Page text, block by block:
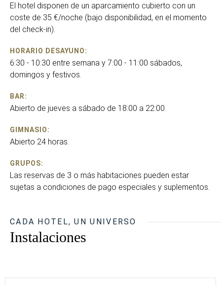
El hotel disponen de un aparcamiento cubierto con un
coste de 35 €/noche (bajo disponibilidad, en el momento
del check-in).
HORARIO DESAYUNO:
6:30 - 10:30 entre semana y 7:00 - 11:00 sábados,
domingos y festivos.
BAR:
Abierto de jueves a sábado de 18:00 a 22:00.
GIMNASIO:
Abierto 24 horas.
GRUPOS:
Las reservas de 3 o más habitaciones pueden estar
sujetas a condiciones de pago especiales y suplementos.
CADA HOTEL, UN UNIVERSO
Instalaciones